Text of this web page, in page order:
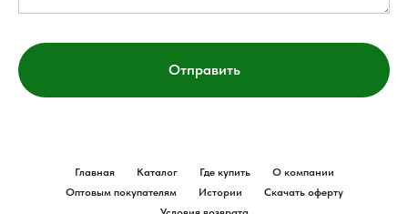
Отправить
Главная Каталог Где купить
О компании
Оптовым покупателям
Истории
Скачать оферту